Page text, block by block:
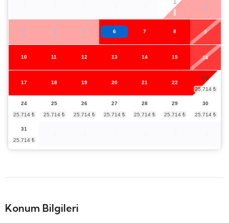
1
2
3 4 5 6 7 8 9
10 11 12 13 14 15 16
17 18 19 20 21 22
23
24 25 26 27 28 29 30
31
Konum Bilgileri